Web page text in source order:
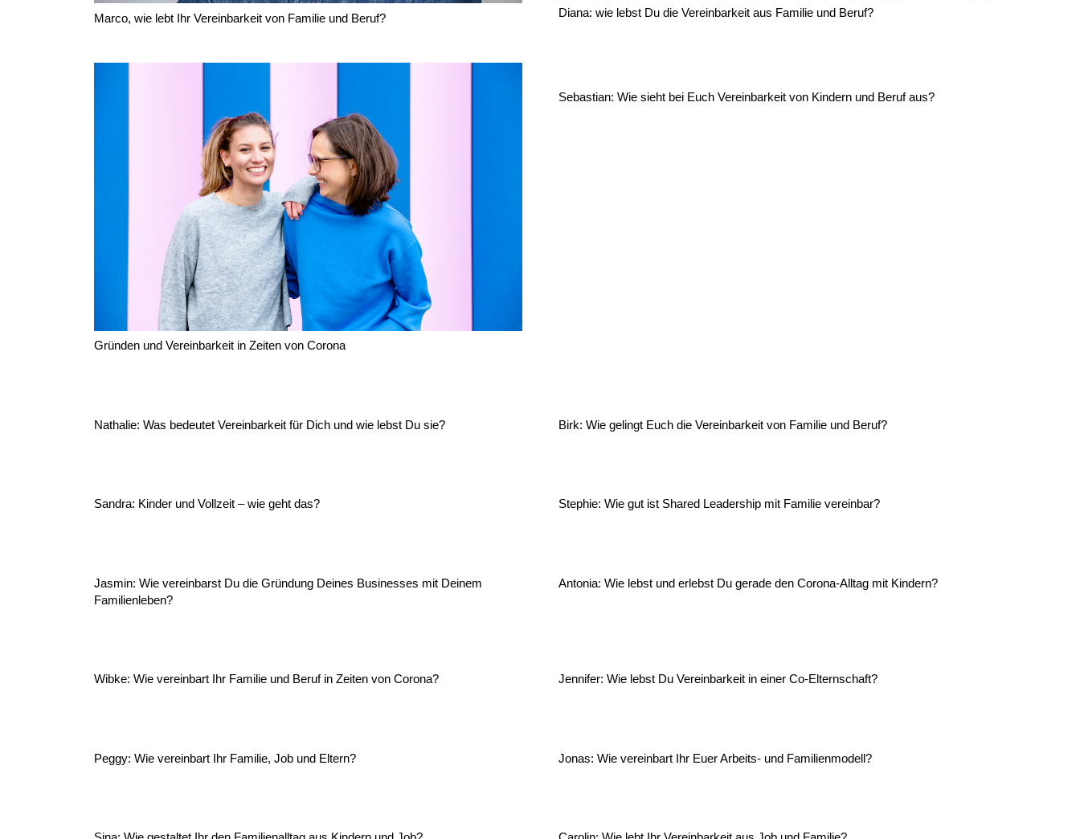
Marco, wie lebt Ihr Vereinbarkeit von Familie und Beruf? Diana: wie lebst Du die Vereinbarkeit aus Familie und Beruf?
Gründen und Vereinbarkeit in Zeiten von Corona
Sebastian: Wie sieht bei Euch Vereinbarkeit von Kindern und Beruf aus?
Nathalie: Was bedeutet Vereinbarkeit für Dich und wie lebst Du sie? Birk: Wie gelingt Euch die Vereinbarkeit von Familie und Beruf?
Sandra: Kinder und Vollzeit – wie geht das? Stephie: Wie gut ist Shared Leadership mit Familie vereinbar?
Jasmin: Wie vereinbarst Du die Gründung Deines Businesses mit Deinem
Familienleben?
Antonia: Wie lebst und erlebst Du gerade den Corona-Alltag mit Kindern?
Wibke: Wie vereinbart Ihr Familie und Beruf in Zeiten von Corona? Jennifer: Wie lebst Du Vereinbarkeit in einer Co-Elternschaft?
Peggy: Wie vereinbart Ihr Familie, Job und Eltern? Jonas: Wie vereinbart Ihr Euer Arbeits- und Familienmodell?